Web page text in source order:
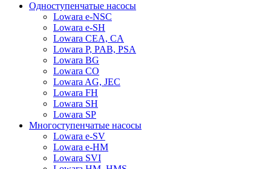
Одноступенчатые насосы
Lowara e-NSC
Lowara e-SH
Lowara CEA, CA
Lowara P, PAB, PSA
Lowara BG
Lowara CO
Lowara AG, JEC
Lowara FH
Lowara SH
Lowara SP
Многоступенчатые насосы
Lowara e-SV
Lowara e-HM
Lowara SVI